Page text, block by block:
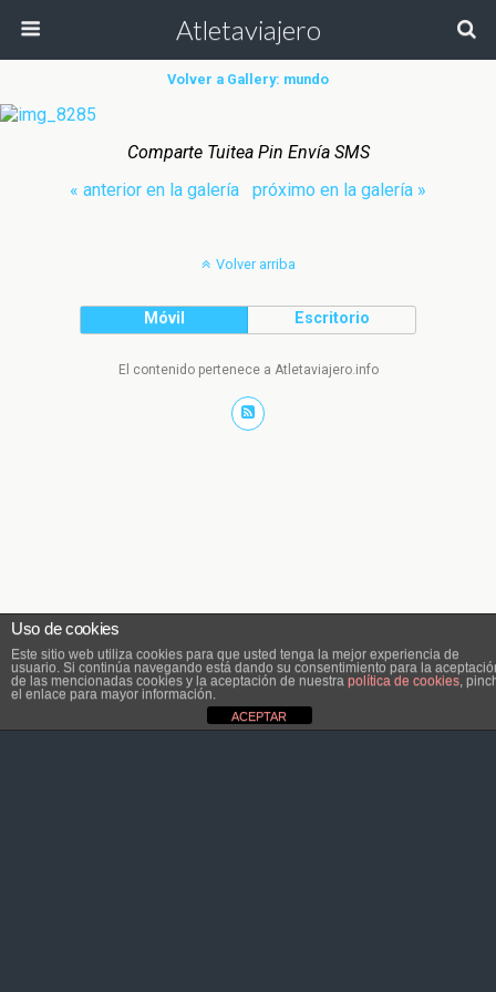
Atletaviajero
Volver a Gallery: mundo
Comparte Tuitea Pin Envía SMS
« anterior en la galería
próximo en la galería »
Volver arriba
Móvil Escritorio
El contenido pertenece a Atletaviajero.info
Uso de cookies
Este sitio web utiliza cookies para que usted tenga la mejor experiencia de
usuario. Si continúa navegando está dando su consentimiento para la
de las mencionadas cookies y la aceptación de nuestra política de cookies,
el enlace para mayor información.
ACEPTAR